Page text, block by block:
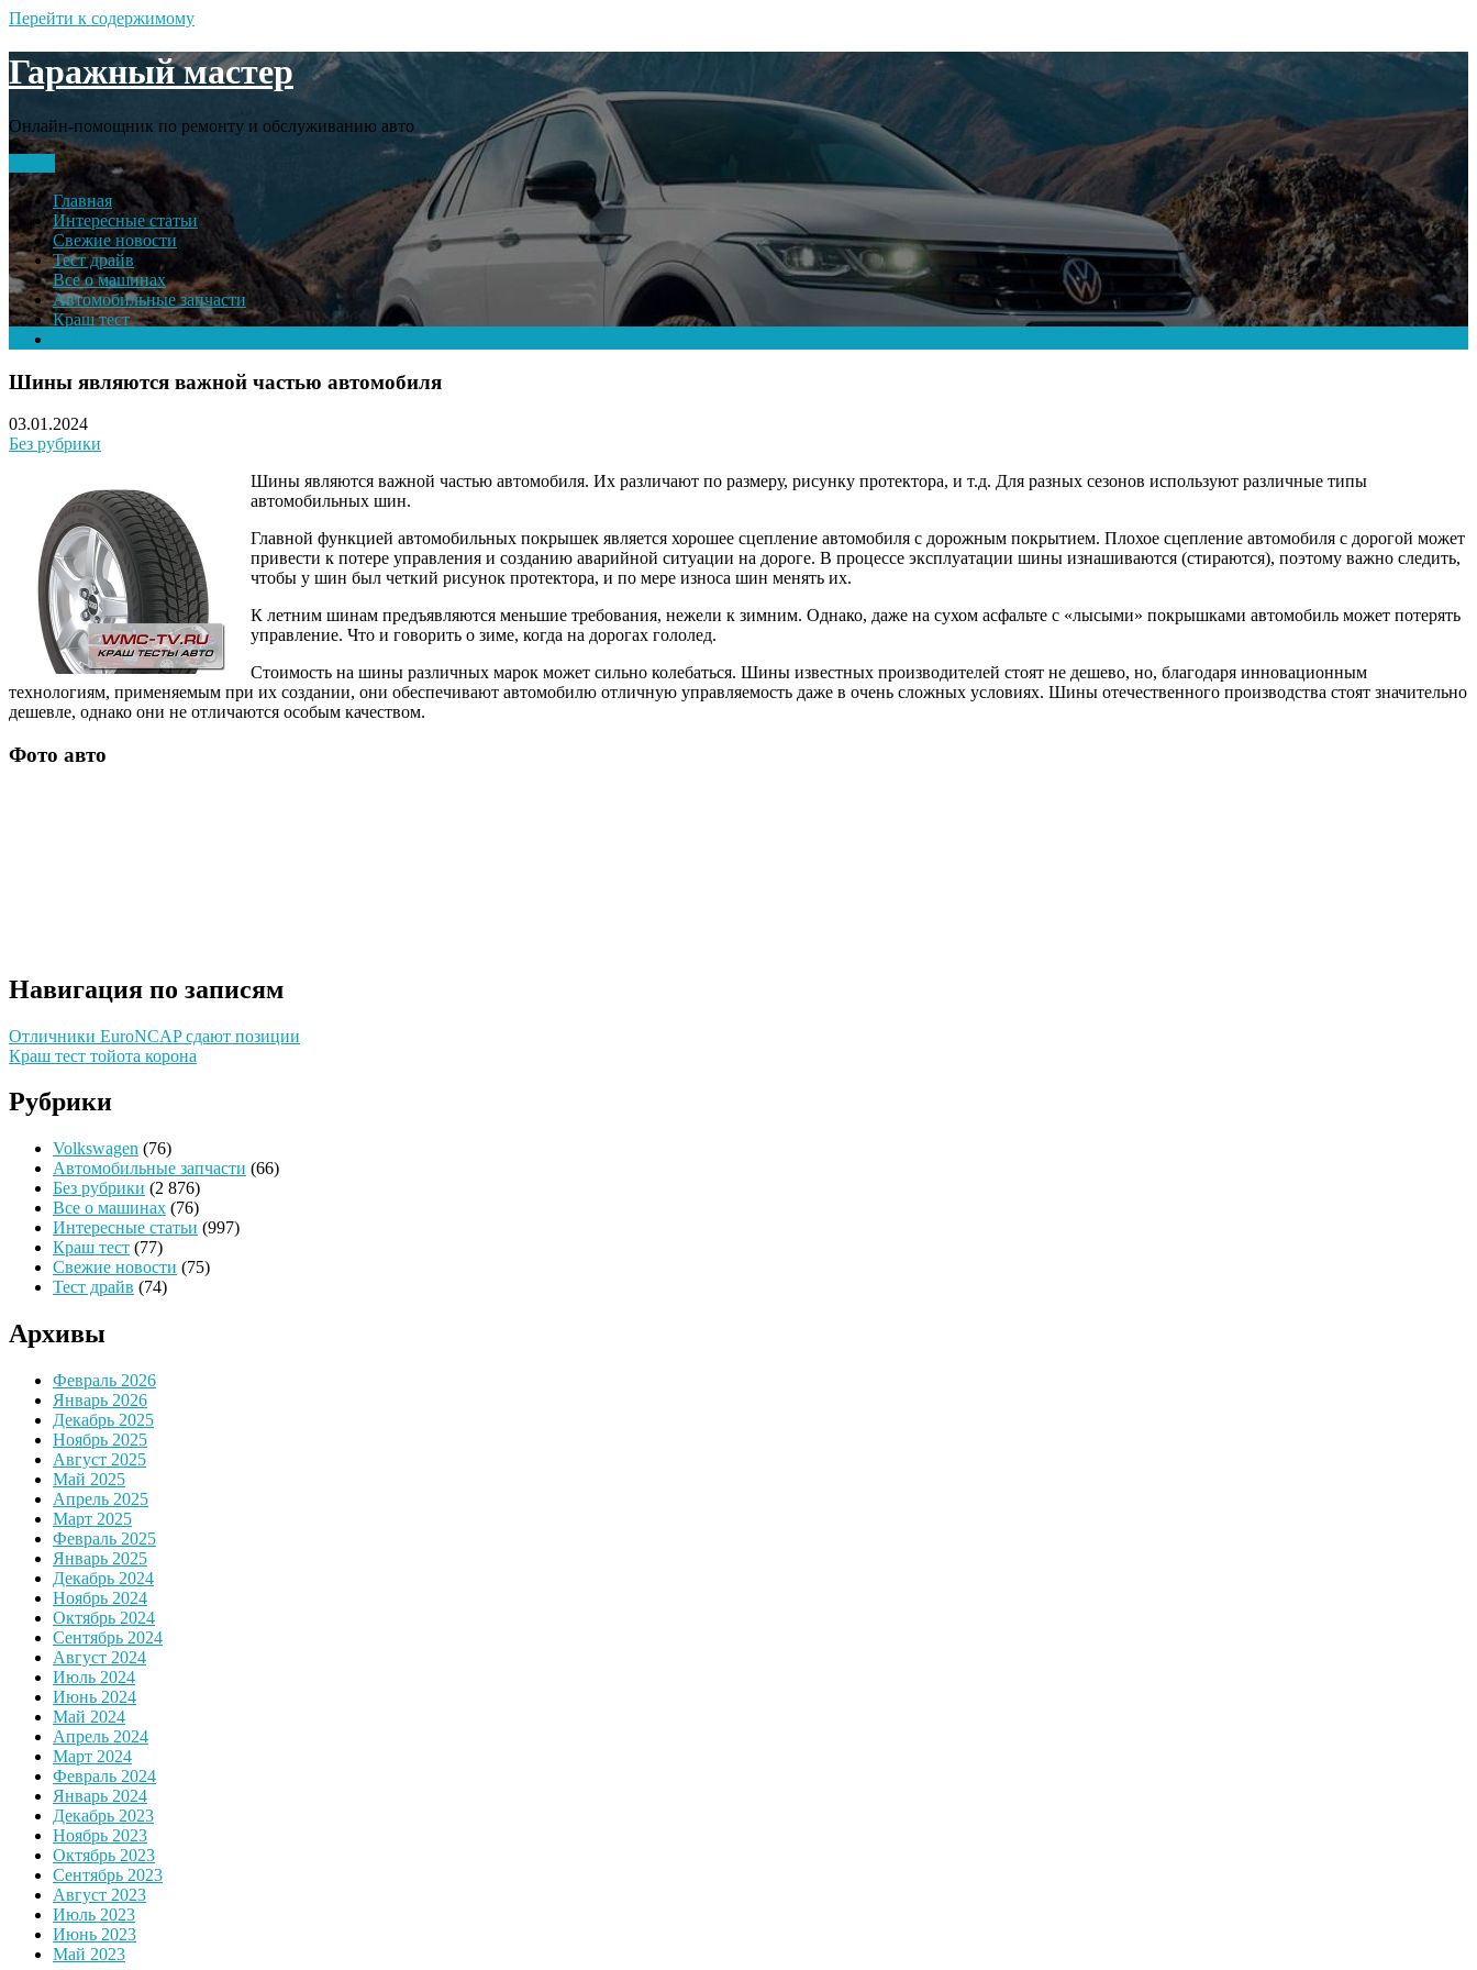
Перейти к содержимому
Гаражный мастер
Онлайн-помощник по ремонту и обслуживанию авто
Главная
Интересные статьи
Свежие новости
Тест драйв
Все о машинах
Автомобильные запчасти
Краш тест
Шины являются важной частью автомобиля
03.01.2024
Без рубрики
Шины являются важной частью автомобиля. Их различают по размеру, рисунку протектора, и т.д. Для разных сезонов используют различные типы
автомобильных шин.
Главной функцией автомобильных покрышек является хорошее сцепление автомобиля с дорожным покрытием. Плохое сцепление автомобиля с дорогой может
привести к потере управления и созданию аварийной ситуации на дороге. В процессе эксплуатации шины изнашиваются (стираются), поэтому важно следить,
чтобы у шин был четкий рисунок протектора, и по мере износа шин менять их.
К летним шинам предъявляются меньшие требования, нежели к зимним. Однако, даже на сухом асфальте с «лысыми» покрышками автомобиль может потерять
управление. Что и говорить о зиме, когда на дорогах гололед.
Стоимость на шины различных марок может сильно колебаться. Шины известных производителей стоят не дешево, но, благодаря инновационным
технологиям, применяемым при их создании, они обеспечивают автомобилю отличную управляемость даже в очень сложных условиях. Шины отечественного производства стоят значительно
дешевле, однако они не отличаются особым качеством.
Фото авто
Навигация по записям
Отличники EuroNCAP сдают позиции
Краш тест тойота корона
Рубрики
Volkswagen (76)
Автомобильные запчасти (66)
Без рубрики (2 876)
Все о машинах (76)
Интересные статьи (997)
Краш тест (77)
Свежие новости (75)
Тест драйв (74)
Архивы
Февраль 2026
Январь 2026
Декабрь 2025
Ноябрь 2025
Август 2025
Май 2025
Апрель 2025
Март 2025
Февраль 2025
Январь 2025
Декабрь 2024
Ноябрь 2024
Октябрь 2024
Сентябрь 2024
Август 2024
Июль 2024
Июнь 2024
Май 2024
Апрель 2024
Март 2024
Февраль 2024
Январь 2024
Декабрь 2023
Ноябрь 2023
Октябрь 2023
Сентябрь 2023
Август 2023
Июль 2023
Июнь 2023
Май 2023